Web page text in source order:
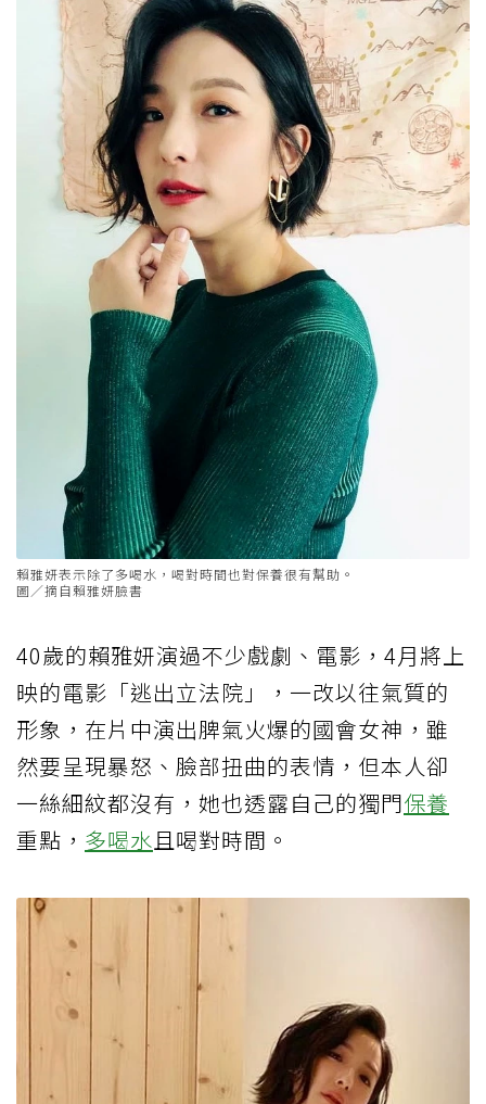
賴雅妍表示除了多喝水，喝對時間也對保養很有幫助。
圖／摘自賴雅妍臉書
40歲的賴雅妍演過不少戲劇、電影，4月將上
映的電影「逃出立法院」，一改以往氣質的
形象，在片中演出脾氣火爆的國會女神，雖
然要呈現暴怒、臉部扭曲的表情，但本人卻
一絲細紋都沒有，她也透露自己的獨門保養
重點， 多喝水且喝對時間。